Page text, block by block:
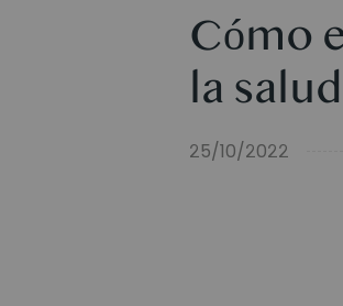
Cómo
la salud
25/10/2022